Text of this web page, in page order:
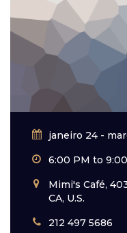
janeiro 24 -
6:00 PM to
Mimi's Café,
CA, U.S.
212 497 5686